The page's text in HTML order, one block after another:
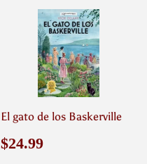
El gato de los Baskerville
Precio
$24.99